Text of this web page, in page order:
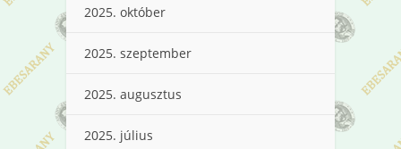
2025. október
2025. szeptember
2025. augusztus
2025. július